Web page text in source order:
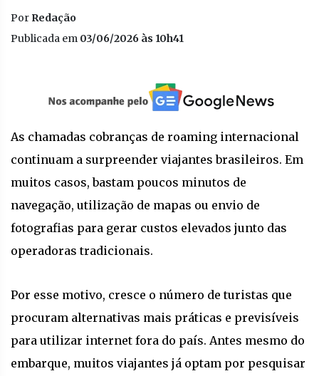
Por Redação
Publicada em 03/06/2026 às 10h41
As chamadas cobranças de roaming internacional
continuam a surpreender viajantes brasileiros. Em
muitos casos, bastam poucos minutos de
navegação, utilização de mapas ou envio de
fotografias para gerar custos elevados junto das
operadoras tradicionais.
Por esse motivo, cresce o número de turistas que
procuram alternativas mais práticas e previsíveis
para utilizar internet fora do país. Antes mesmo do
embarque, muitos viajantes já optam por pesquisar